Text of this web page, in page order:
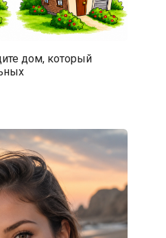
дом, который